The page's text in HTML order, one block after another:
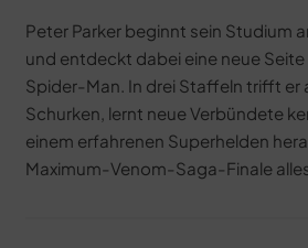
Peter Parker beginnt sein Studium
und entdeckt dabei eine neue Seite
Spider-Man. In drei Staffeln trifft er
Schurken, lernt neue Verbündete
einem erfahrenen Superhelden
Maximum-Venom-Saga-Finale